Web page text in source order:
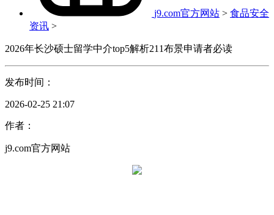
j9.com官方网站 > 食品安全
资讯 >
2026年长沙硕士留学中介top5解析211布景申请者必读
发布时间：
2026-02-25 21:07
作者：
j9.com官方网站